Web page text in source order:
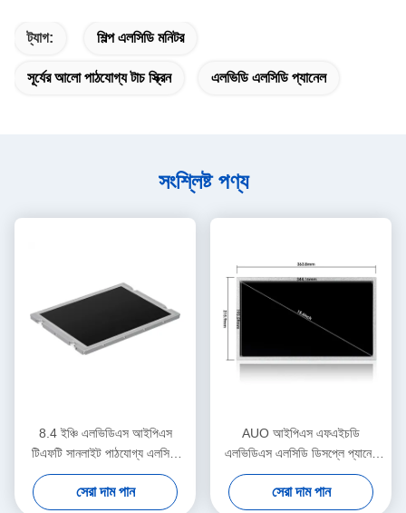
ট্যাগ: শিল্প এলসিডি মনিটর
সূর্যের আলো পাঠযোগ্য টাচ স্ক্রিন এলভিডি এলসিডি প্যানেল
সংশ্লিষ্ট পণ্য
8.4 ইঞ্চি এলভিডিএস আইপিএস
টিএফটি সানলাইট পাঠযোগ্য এলসিডি
স্ক্রিন মনিটর 1200nits 800x600
সেরা দাম পান
AUO আইপিএস এফএইচডি
এলভিডিএস এলসিডি ডিসপ্লে প্যানেল
সানলাইট পাঠযোগ্য স্ক্রিন
1920x1080 15.6 ইঞ্চি
সেরা দাম পান